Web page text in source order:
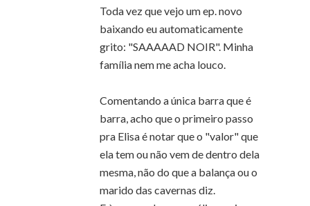
Toda vez que vejo um ep. novo
baixando eu automaticamente
grito: "SAAAAAD NOIR". Minha
família nem me acha louco.
Comentando a única barra que é
barra, acho que o primeiro passo
pra Elisa é notar que o "valor" que
ela tem ou não vem de dentro dela
mesma, não do que a balança ou o
marido das cavernas diz.